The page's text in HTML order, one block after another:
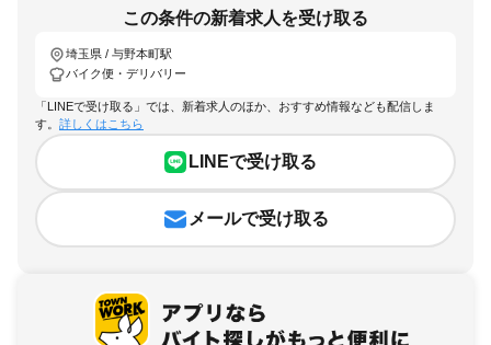
この条件の新着求人を受け取る
埼玉県 / 与野本町駅
バイク便・デリバリー
「LINEで受け取る」では、新着求人のほか、おすすめ情報なども配信しま
す。 詳しくはこちら
LINEで受け取る
メールで受け取る